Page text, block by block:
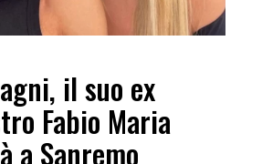
il suo ex
Fabio Maria
a Sanremo